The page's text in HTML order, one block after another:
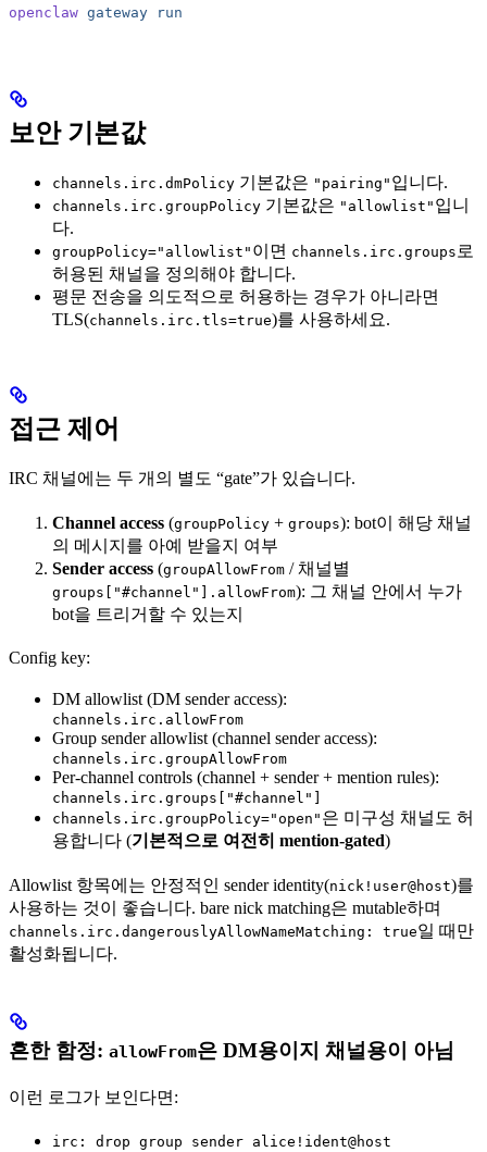
openclaw gateway run
보안 기본값
channels.irc.dmPolicy 기본값은 "pairing" 입니다.
channels.irc.groupPolicy 기본값은 "allowlist" 입니
다.
groupPolicy="allowlist" 이면 channels.irc.groups 로
허용된 채널을 정의해야 합니다.
평문 전송을 의도적으로 허용하는 경우가 아니라면
TLS(channels.irc.tls=true)를 사용하세요.
접근 제어
IRC 채널에는 두 개의 별도 “gate”가 있습니다.
Channel access (groupPolicy + groups): bot이 해당 채널
의 메시지를 아예 받을지 여부
Sender access (groupAllowFrom / 채널별
groups["#channel"].allowFrom): 그 채널 안에서 누가
bot을 트리거할 수 있는지
Config key:
DM allowlist (DM sender access):
channels.irc.allowFrom
Group sender allowlist (channel sender access):
channels.irc.groupAllowFrom
Per-channel controls (channel + sender + mention rules):
channels.irc.groups["#channel"]
channels.irc.groupPolicy="open" 은 미구성 채널도 허
용합니다 (기본적으로 여전히 mention-gated)
Allowlist 항목에는 안정적인 sender identity(nick!user@host)를
사용하는 것이 좋습니다. bare nick matching은 mutable하며
channels.irc.dangerouslyAllowNameMatching: true일 때만
활성화됩니다.
흔한 함정: allowFrom은 DM용이지 채널용이 아님
이런 로그가 보인다면:
irc: drop group sender alice!ident@host